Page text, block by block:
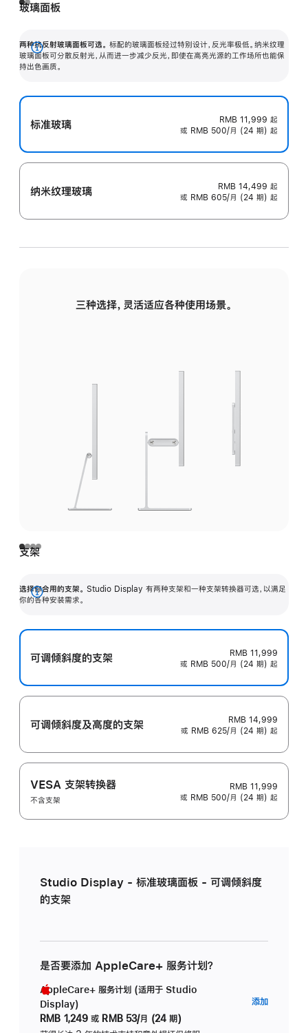
玻璃面板
两种抗反射玻璃面板可选。 标配的玻璃面板经过特别设计，反光率极低。纳米纹理
玻璃面板可分散反射光，从而进一步减少反光，即使在高亮光源的工作场所也能保
持出色画质。
展
开
标准玻璃 RMB 11,999 起
或 RMB 500/月 (24 期) 起
纳米纹理玻璃 RMB 14,499 起
或 RMB 605/月 (24 期) 起
三种选择，灵活适应各种使用场景。
支架
选择你合用的支架。 Studio Display 有两种支架和一种支架转换器可选，以满足
你的各种安装需求。
展
可调倾斜度的支架
RMB 11,999
或 RMB 500/月 (24 期) 起
可调倾斜度及高‍度的支‍架
RMB 14,999
或 RMB 625/月 (24 期) 起
VESA 支架转换器
不含支架
RMB 11,999
或 RMB 500/月 (24 期) 起
Studio Display - 标准玻璃面板 - 可调倾斜度
的支架
是否要添加 AppleCare+ 服务计划？
AppleCare+ 服务计划 (适用于 Studio
Display)
RMB 1,249 或 RMB 53/月 (24 期)
添加